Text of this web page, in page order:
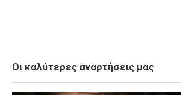
Οι καλύτερες αναρτήσεις μας